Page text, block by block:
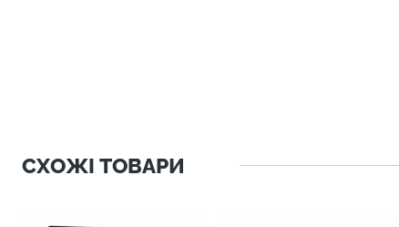
СХОЖІ ТОВАРИ